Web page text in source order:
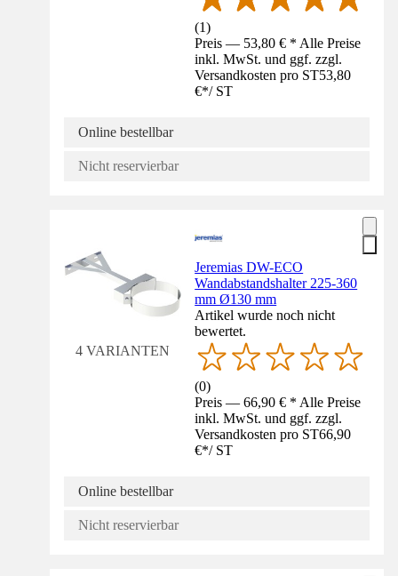
(1)
Preis — 53,80 € * Alle Preise
inkl. MwSt. und ggf. zzgl.
Versandkosten pro ST53,80
€*/ ST
Online bestellbar
Nicht reservierbar
4 VARIANTEN
Jeremias DW-ECO
Wandabstandshalter 225-360
mm Ø130 mm
Artikel wurde noch nicht
bewertet.
(0)
Preis — 66,90 € * Alle Preise
inkl. MwSt. und ggf. zzgl.
Versandkosten pro ST66,90
€*/ ST
Online bestellbar
Nicht reservierbar